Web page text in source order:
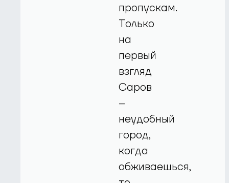
пропускам.
Только
на
первый
взгляд
Саров
–
неудобный
город,
когда
обживаешься,